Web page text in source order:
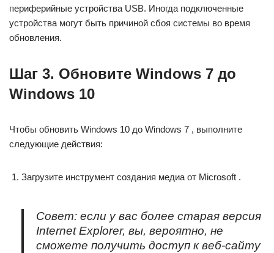
периферийные устройства USB. Иногда подключенные
устройства могут быть причиной сбоя системы во время
обновления.
Шаг 3. Обновите Windows 7 до
Windows 10
Чтобы обновить Windows 10 до Windows 7 , выполните
следующие действия:
Загрузите инструмент создания медиа от Microsoft .
Совет: если у вас более старая версия
Internet Explorer, вы, вероятно, не
сможете получить доступ к веб-сайту